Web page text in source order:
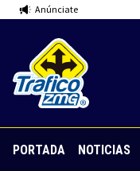
Anúnciate
PORTADA NOTICIAS